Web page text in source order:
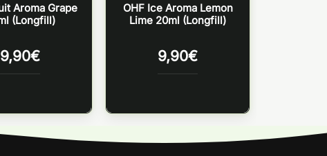
Aroma Grape
(Longfill)
9,90€
OHF Ice Aroma Lemon
Lime 20ml (Longfill)
9,90€